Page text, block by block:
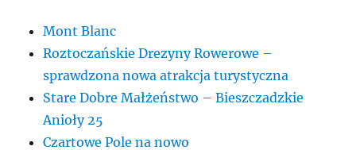
Mont Blanc
Roztoczańskie Drezyny Rowerowe –
sprawdzona nowa atrakcja turystyczna
Stare Dobre Małżeństwo – Bieszczadzkie
Anioły 25
Czartowe Pole na nowo